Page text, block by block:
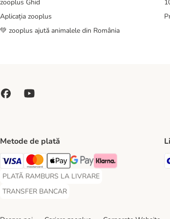
zooplus Ghid
Aplicația zooplus
💚 zooplus ajută animalele din România
Metode de plată
Visa Payment Method
Master Card Payment Method
Apple Pay Payment Method
Google Pay Payment Method
Klarna Payment Method
PLATĂ RAMBURS LA LIVRARE
PLATĂ RAMBURS LA LIVRARE Payment Method
TRANSFER BANCAR
TRANSFER BANCAR Payment Method